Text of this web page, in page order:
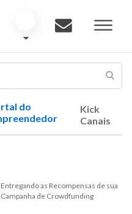
do
Kick
Canais
Entregando as Recompensas de sua
Campanha de Crowdfunding